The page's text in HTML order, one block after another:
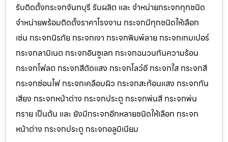
รับติดตั้งกระจกจันทบุรี รับผลิต และ จำหน่ายกระจกทุกชนิด
จำหน่ายพร้อมติดตั้งราคาโรงงาน กระจกมีทุกชนิดให้เลือก
เช่น กระจกนิรภัย กระจกเงา กระจกพิมพ์ลาย กระจกเทมเปอร์
กระจกลามิเนต กระจกอินซูเลท กระจกฉนวนกันความร้อน
กระจกโฟลต กระจกสีตัดแสง กระจกโลว์อี กระจกใส กระจกสี
กระจกซ่อนไฟ กระจกเคลือบผิว กระจกสะท้อนแสง กระจกกัน
เสียง กระจกหน้าต่าง กระจกประตู กระจกพ่นสี กระจกพ่น
ทราย เป็นต้น และ ยังมีกระจกอีกหลายชนิดให้เลือก กระจก
หน้าต่าง กระจกประตู กระจกอลูมิเนียม